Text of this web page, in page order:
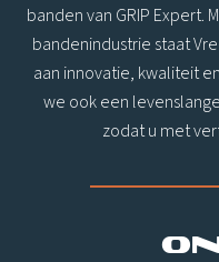
banden van GRIP Expert.
bandenindustrie staat
aan innovatie, kwaliteit
we ook een
zodat u met